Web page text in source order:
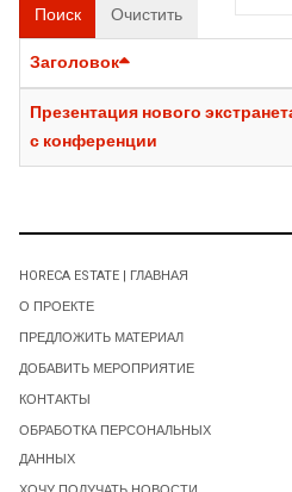
Поиск Очистить
Заголовок
Презентация нового
с конференции
HORECA ESTATE | ГЛАВНАЯ
О ПРОЕКТЕ
ПРЕДЛОЖИТЬ МАТЕРИАЛ
ДОБАВИТЬ МЕРОПРИЯТИЕ
КОНТАКТЫ
ОБРАБОТКА ПЕРСОНАЛЬНЫХ
ДАННЫХ